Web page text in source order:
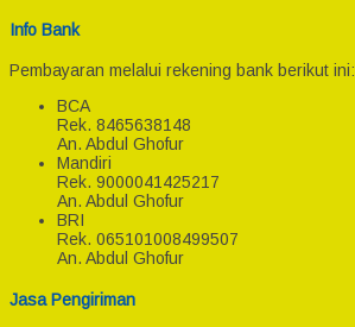
Info Bank
Pembayaran melalui rekening bank berikut ini:
BCA
Rek. 8465638148
An. Abdul Ghofur
Mandiri
Rek. 9000041425217
An. Abdul Ghofur
BRI
Rek. 065101008499507
An. Abdul Ghofur
Jasa Pengiriman